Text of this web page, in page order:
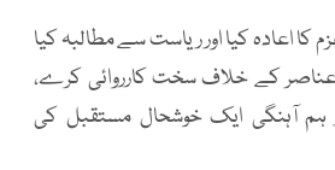
کا اعادہ کیا اور ریاست سے مطالبہ کیا
کے خلاف سخت کارروائی کرے،
ہم آہنگی ایک خوشحال مستقبل کی